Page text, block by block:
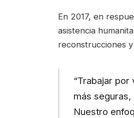
En 2017, en
asistencia
reconstrucciones
“Trabajar
más
Nuestro